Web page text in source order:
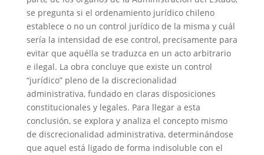
se pregunta si el ordenamiento jurídico chileno
establece o no un control jurídico de la misma y cuál
sería la intensidad de ese control, precisamente para
evitar que aquélla se traduzca en un acto arbitrario
e ilegal. La obra concluye que existe un control
“jurídico” pleno de la discrecionalidad
administrativa, fundado en claras disposiciones
constitucionales y legales. Para llegar a esta
conclusión, se explora y analiza el concepto mismo
de discrecionalidad administrativa, determinándose
que aquel está ligado de forma indisoluble con el